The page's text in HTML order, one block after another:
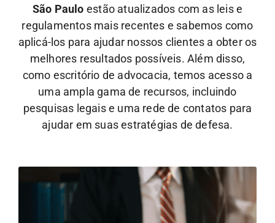
São Paulo estão atualizados com as leis e
regulamentos mais recentes e sabemos como
aplicá-los para ajudar nossos clientes a obter os
melhores resultados possíveis. Além disso,
como escritório de advocacia, temos acesso a
uma ampla gama de recursos, incluindo
pesquisas legais e uma rede de contatos para
ajudar em suas estratégias de defesa.